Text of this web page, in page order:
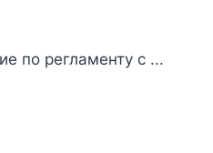
по регламенту с ...